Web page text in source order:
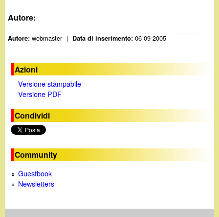
Autore:
Autore:webmaster | Data di inserimento:06-09-2005
Azioni
Versione stampabile
Versione PDF
Condividi
Community
Guestbook
Newsletters